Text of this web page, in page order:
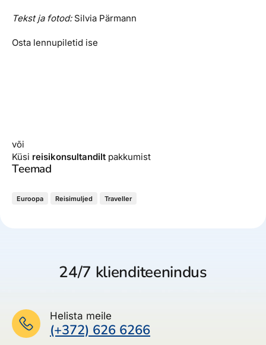
Tekst ja fotod:Silvia Pärmann
Osta lennupiletid ise
või
Küsi reisikonsultandilt pakkumist
Teemad
Euroopa Reisimuljed Traveller
24/7 klienditeenindus
Helista meile
(+372) 626 6266